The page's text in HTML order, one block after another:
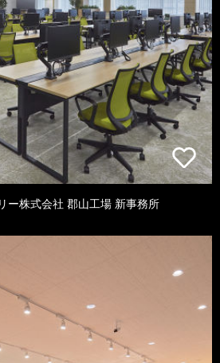
ー株式会社 郡山工場 新事務所